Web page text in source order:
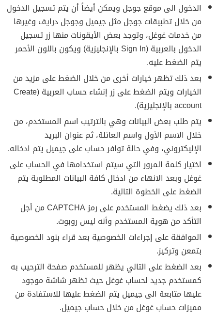
الدخول الى موقع جوجل ويمكن أيضاً أن يتم تسجيل الدخول
من خلال تطبيقات جوجل مثل جيميل وجوجل درايف وغيرها
من خدمات غوغل، وتوجد بعض الأيقونات منها زر تسجيل
الدخول بالعربية (Sign In بالإنجليزية) ويكون باللون الأحمر
يتم الضغط عليه.
بعد ذلك تظهر خيارات أخرى من خلال الضغط على مزيد من
الخيارات ويتم الضغط على زر إنشاء حساب العربية (Create
account بالإنجليزية).
يتم طلب بعض البيانات وهي بالترتيب اسم المستخدم، من
خلال الاسم الأول واسم العائلة، ثم عنوان البريد
الإليكتروني، وفي حالة توافر حساب على جيميل يتم ادخاله.
اختيار كلمة المرور التي سيتم استخدامها في الحساب على
غوغل وبعد الانهاء من ادخال كافة البيانات المطلوبة يتم
الضغط على الخطوة التالية.
بعد ذلك يضغط المستخدم على رمز CAPTCHA من أجل
التأكد من هوية المستخدم وأنه ليس روبوت.
الموافقة على إجراءات الخصوصية بعد قراء بنود الخصوصية
بتمعن وتركيز.
بعد الضغط على التالي يظهر للمستخدم صفحة الترحيب به
كمستخدم جديد لحساب غوغل حيث تظهر شاشة موجود
عليها متابعة الى جيميل يتم الضغط عليها للاستفادة من
مميزات حساب غوغل من خلال حساب جيميل.